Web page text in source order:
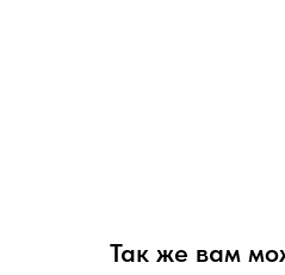
Так же вам